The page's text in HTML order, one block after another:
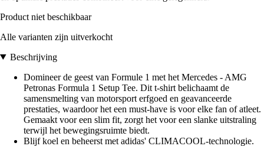
Product niet beschikbaar
Alle varianten zijn uitverkocht
Beschrijving
Domineer de geest van Formule 1 met het Mercedes - AMG
Petronas Formula 1 Setup Tee. Dit t-shirt belichaamt de
samensmelting van motorsport erfgoed en geavanceerde
prestaties, waardoor het een must-have is voor elke fan of atleet.
Gemaakt voor een slim fit, zorgt het voor een slanke uitstraling
terwijl het bewegingsruimte biedt.
Blijf koel en beheerst met adidas' CLIMACOOL-technologie.